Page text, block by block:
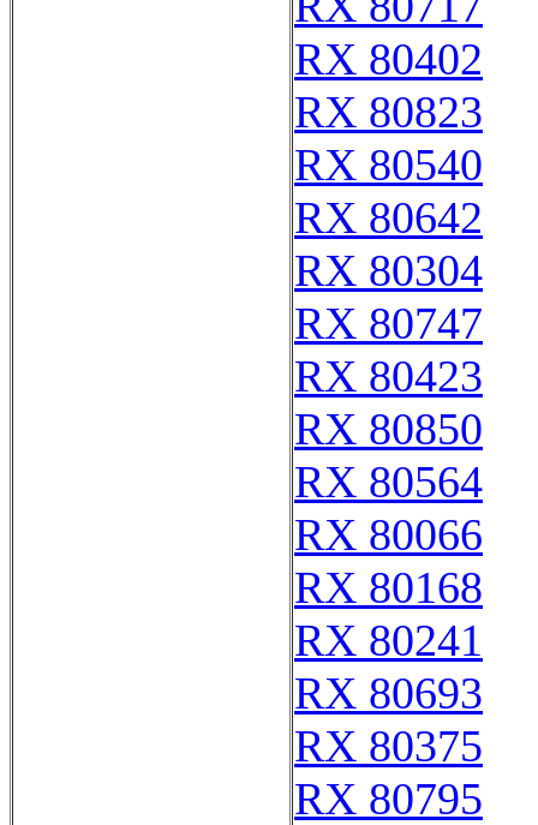
RX 80402
RX 80823
RX 80540
RX 80642
RX 80304
RX 80747
RX 80423
RX 80850
RX 80564
RX 80066
RX 80168
RX 80241
RX 80693
RX 80375
RX 80795